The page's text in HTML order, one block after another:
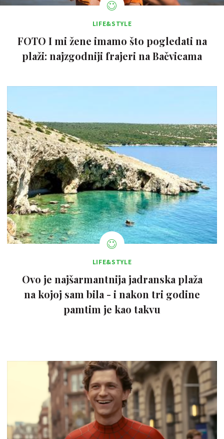
LIFE&STYLE
FOTO I mi žene imamo što pogledati na
plaži: najzgodniji frajeri na Bačvicama
LIFE&STYLE
Ovo je najšarmantnija jadranska plaža
na kojoj sam bila - i nakon tri godine
pamtim je kao takvu